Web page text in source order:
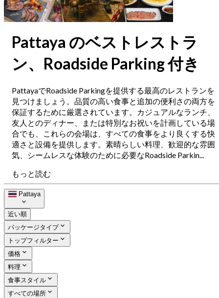
Pattaya のベストレストラ
ン、Roadside Parking 付き
PattayaでRoadside Parkingを提供する最高のレストランを
見つけましょう。品質の高い食事と追加の便利さの両方を
保証するために厳選されています。カジュアルなランチ、
友人とのディナー、または特別なお祝いを計画している場
合でも、これらの会場は、すべての食事をより良くする快
適さと設備を提供します。素晴らしい料理、歓迎的な雰囲
気、シームレスな体験のために必要なRoadside Parkin...
もっと読む
Pattaya
近い順
パッケージタイプ
トップフィルター
価格
料理
食事スタイル
すべての場所